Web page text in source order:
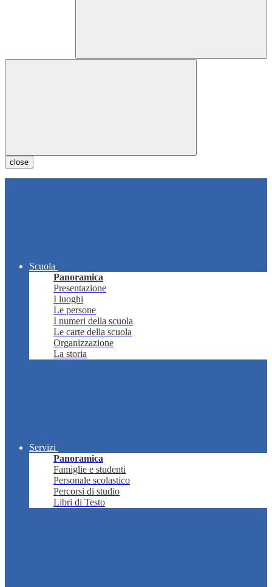
close
Scuola
Panoramica
Presentazione
I luoghi
Le persone
I numeri della scuola
Le carte della scuola
Organizzazione
La storia
Servizi
Panoramica
Famiglie e studenti
Personale scolastico
Percorsi di studio
Libri di Testo